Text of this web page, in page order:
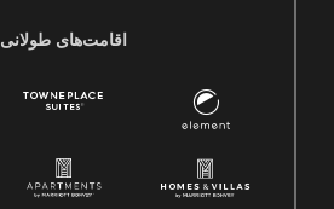
اقامت‌های طولانی